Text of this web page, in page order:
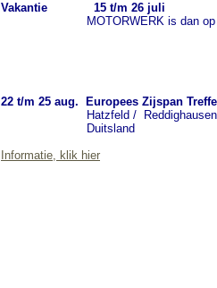
Vakantie 15 t/m 26 juli
MOTORWERK is dan op
22 t/m 25 aug.
Europees Zijspan
Hatzfeld / Reddighausen
Duitsland
Informatie, klik hier